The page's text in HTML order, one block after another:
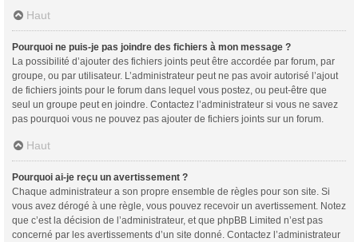
Haut
Pourquoi ne puis-je pas joindre des fichiers à mon message ?
La possibilité d’ajouter des fichiers joints peut être accordée par forum, par
groupe, ou par utilisateur. L’administrateur peut ne pas avoir autorisé l’ajout
de fichiers joints pour le forum dans lequel vous postez, ou peut-être que
seul un groupe peut en joindre. Contactez l’administrateur si vous ne savez
pas pourquoi vous ne pouvez pas ajouter de fichiers joints sur un forum.
Haut
Pourquoi ai-je reçu un avertissement ?
Chaque administrateur a son propre ensemble de règles pour son site. Si
vous avez dérogé à une règle, vous pouvez recevoir un avertissement. Notez
que c’est la décision de l’administrateur, et que phpBB Limited n’est pas
concerné par les avertissements d’un site donné. Contactez l’administrateur